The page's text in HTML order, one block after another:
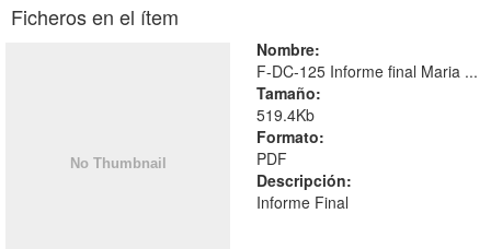
Ficheros en el ítem
Nombre:
F-DC-125 Informe final Maria ...
Tamaño:
519.4Kb
Formato:
PDF
Descripción:
Informe Final